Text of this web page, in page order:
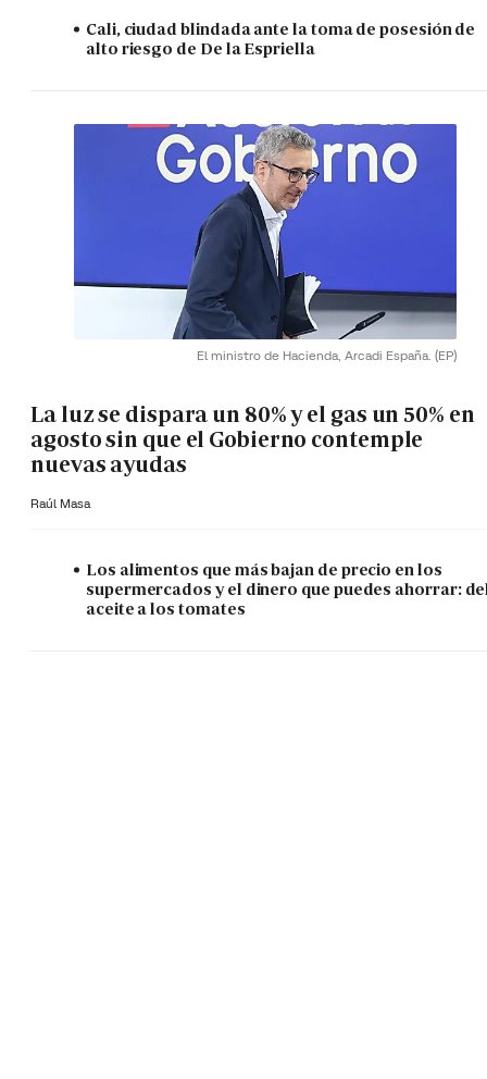
Cali, ciudad blindada ante la toma de posesión de
alto riesgo de De la Espriella
El ministro de Hacienda, Arcadi España. (EP)
La luz se dispara un 80% y el gas un 50% en
agosto sin que el Gobierno contemple
nuevas ayudas
Raúl Masa
Los alimentos que más bajan de precio en los
supermercados y el dinero que puedes ahorrar:
aceite a los tomates